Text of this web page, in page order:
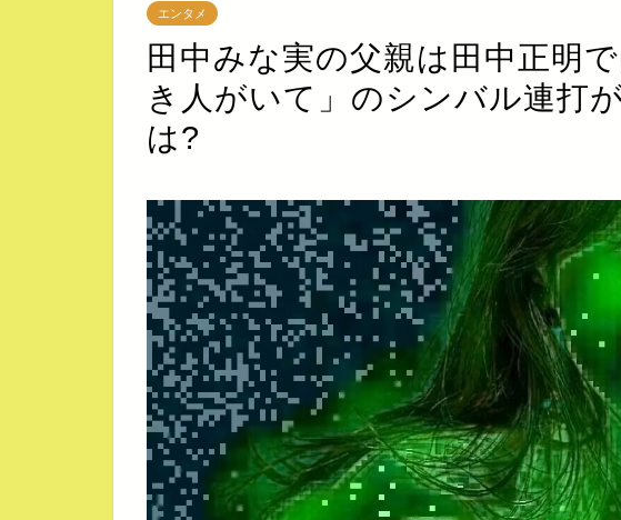
エンタメ
田中みな実の父親は田中正明
き人がいて」のシンバル連打
は?